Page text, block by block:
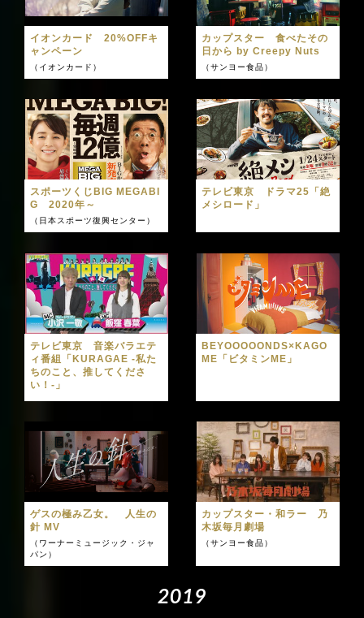
イオンカード 20%OFFキ
ャンペーン
（イオンカード）
カップスター 食べたその
日から by Creepy Nuts
（サンヨー食品）
スポーツくじBIG MEGABI
G 2020年～
（日本スポーツ復興センター）
テレビ東京 ドラマ25「絶
メシロード」
テレビ東京 音楽バラエテ
ィ番組「KURAGAE -私た
ちのこと、推してくださ
い！-」
BEYOOOOONDS×KAGO
ME「ビタミンME」
ゲスの極み乙女。 人生の
針 MV
（ワーナーミュージック・ジャ
パン）
カップスター・和ラー 乃
木坂毎月劇場
（サンヨー食品）
2019